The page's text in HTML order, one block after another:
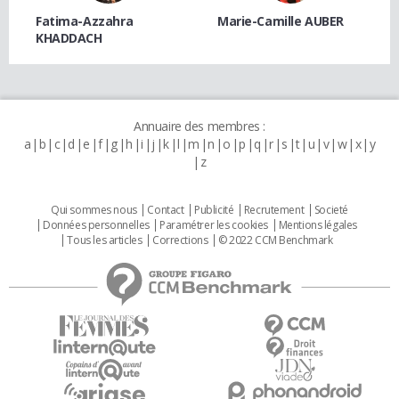
Fatima-Azzahra
KHADDACH
Marie-Camille AUBER
Annuaire des membres :
a b c d e f g h i j k l m n o p q r s t u v w x y
z
Qui sommes nous Contact Publicité Recrutement
Societé
Données personnelles
Paramétrer les cookies
Mentions légales
Tous les articles
Corrections © 2022 CCM Benchmark